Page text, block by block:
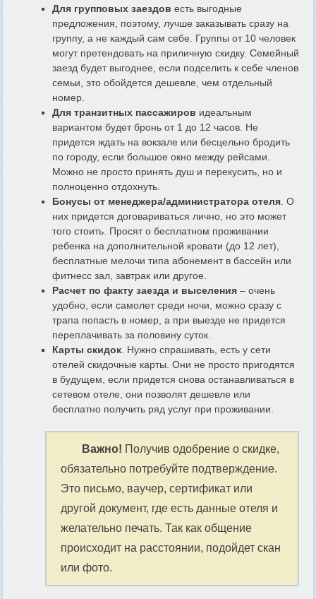
Для групповых заездов есть выгодные
предложения, поэтому, лучше заказывать сразу на
группу, а не каждый сам себе. Группы от 10 человек
могут претендовать на приличную скидку. Семейный
заезд будет выгоднее, если подселить к себе членов
семьи, это обойдется дешевле, чем отдельный
номер.
Для транзитных пассажиров идеальным
вариантом будет бронь от 1 до 12 часов. Не
придется ждать на вокзале или бесцельно бродить
по городу, если большое окно между рейсами.
Можно не просто принять душ и перекусить, но и
полноценно отдохнуть.
Бонусы от менеджера/администратора отеля . О
них придется договариваться лично, но это может
того стоить. Просят о бесплатном проживании
ребенка на дополнительной кровати (до 12 лет),
бесплатные мелочи типа абонемент в бассейн или
фитнесс зал, завтрак или другое.
Расчет по факту заезда и выселения – очень
удобно, если самолет среди ночи, можно сразу с
трапа попасть в номер, а при выезде не придется
переплачивать за половину суток.
Карты скидок . Нужно спрашивать, есть у сети
отелей скидочные карты. Они не просто пригодятся
в будущем, если придется снова останавливаться в
сетевом отеле, они позволят дешевле или
бесплатно получить ряд услуг при проживании.
Важно! Получив одобрение о скидке,
обязательно потребуйте подтверждение.
Это письмо, ваучер, сертификат или
другой документ, где есть данные отеля и
желательно печать. Так как общение
происходит на расстоянии, подойдет скан
или фото.